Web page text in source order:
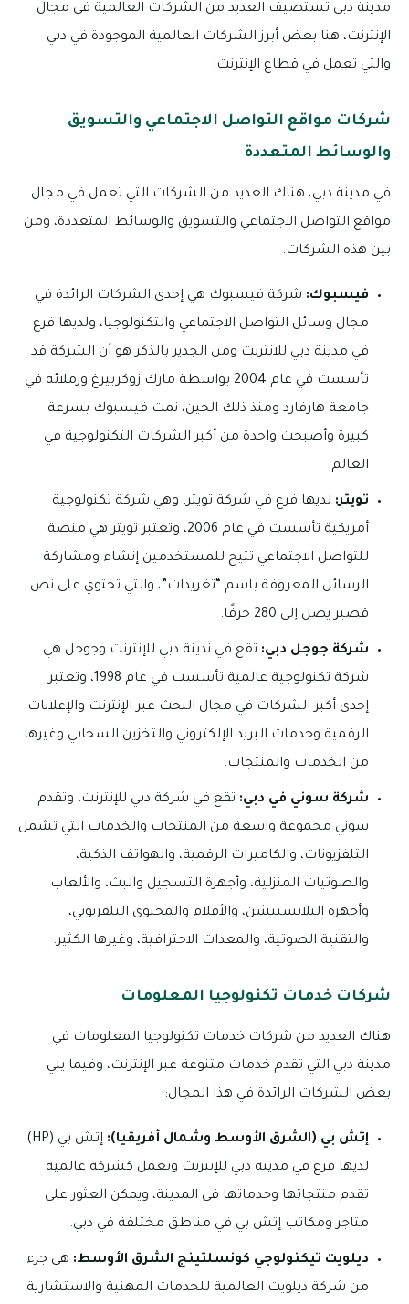
مدينة دبي تستضيف العديد من الشركات العالمية في مجال
الإنترنت، هنا بعض أبرز الشركات العالمية الموجودة في دبي
والتي تعمل في قطاع الإنترنت:
شركات مواقع التواصل الاجتماعي والتسويق
والوسائط المتعددة
في مدينة دبي، هناك العديد من الشركات التي تعمل في مجال
مواقع التواصل الاجتماعي والتسويق والوسائط المتعددة، ومن
بين هذه الشركات:
فيسبوك: شركة فيسبوك هي إحدى الشركات الرائدة في
مجال وسائل التواصل الاجتماعي والتكنولوجيا، ولديها فرع
في مدينة دبي للانترنت ومن الجدير بالذكر هو أن الشركة قد
تأسست في عام 2004 بواسطة مارك زوكربيرغ وزملائه في
جامعة هارفارد ومنذ ذلك الحين، نمت فيسبوك بسرعة
كبيرة وأصبحت واحدة من أكبر الشركات التكنولوجية في
العالم.
تويتر: لديها فرع في شركة تويتر، وهي شركة تكنولوجية
أمريكية تأسست في عام 2006، وتعتبر تويتر هي منصة
للتواصل الاجتماعي تتيح للمستخدمين إنشاء ومشاركة
الرسائل المعروفة باسم “تغريدات”، والتي تحتوي على نص
قصير يصل إلى 280 حرفًا.
شركة جوجل دبي: تقع في ندينة دبي للإنترنت وجوجل هي
شركة تكنولوجية عالمية تأسست في عام 1998، وتعتبر
إحدى أكبر الشركات في مجال البحث عبر الإنترنت والإعلانات
الرقمية وخدمات البريد الإلكتروني والتخزين السحابي وغيرها
من الخدمات والمنتجات.
شركة سوني في دبي: تقع في شركة دبي للإنترنت، وتقدم
سوني مجموعة واسعة من المنتجات والخدمات التي تشمل
التلفزيونات، والكاميرات الرقمية، والهواتف الذكية،
والصوتيات المنزلية، وأجهزة التسجيل والبث، والألعاب
وأجهزة البلايستيشن، والأفلام والمحتوى التلفزيوني،
والتقنية الصوتية، والمعدات الاحترافية، وغيرها الكثير.
شركات خدمات تكنولوجيا المعلومات
هناك العديد من شركات خدمات تكنولوجيا المعلومات في
مدينة دبي التي تقدم خدمات متنوعة عبر الإنترنت، وفيما يلي
بعض الشركات الرائدة في هذا المجال:
إتش بي (الشرق الأوسط وشمال أفريقيا):
إتش بي (HP)
لديها فرع في مدينة دبي للإنترنت وتعمل كشركة عالمية
تقدم منتجاتها وخدماتها في المدينة، ويمكن العثور على
متاجر ومكاتب إتش بي في مناطق مختلفة في دبي.
ديلويت تيكنولوجي كونسلتينج الشرق الأوسط: هي جزء
من شركة ديلويت العالمية للخدمات المهنية والاستشارية